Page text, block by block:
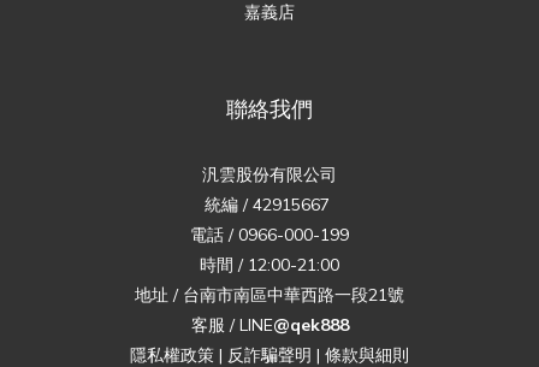
嘉義店
聯絡我們
汎雲股份有限公司
統編 / 42915667
電話 / 0966-000-199
時間 / 12:00-21:00
地址 / 台南市南區中華西路一段21號
客服 / LINE@qek888
隱私權政策 | 反詐騙聲明 | 條款與細則